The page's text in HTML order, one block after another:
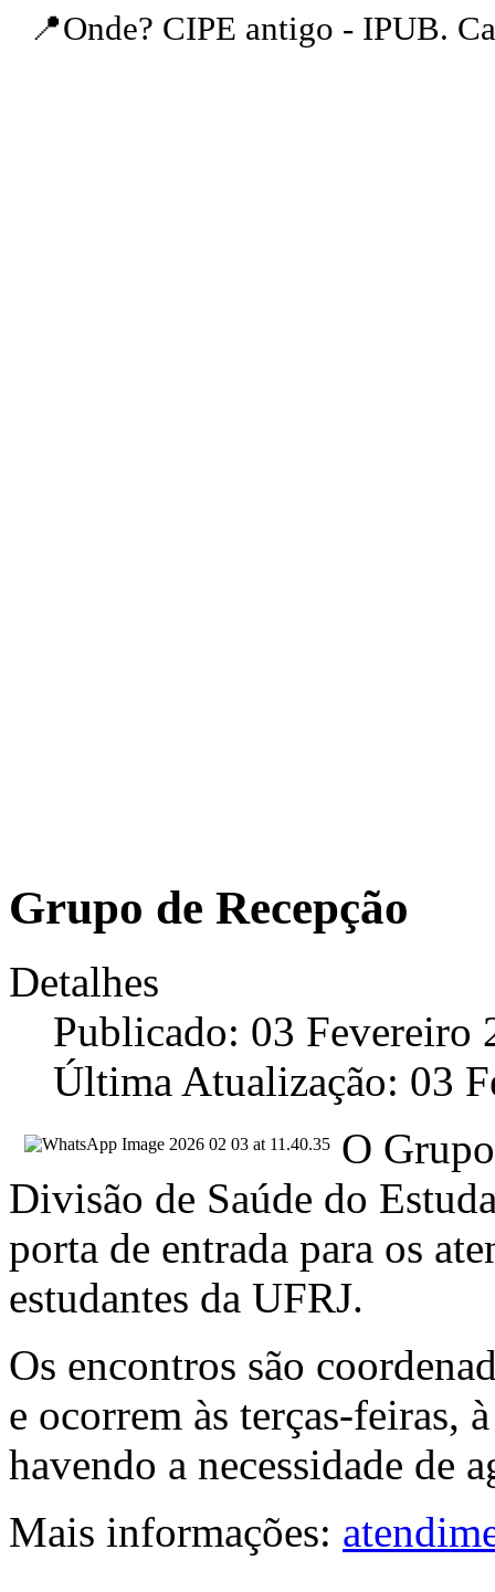
📍Onde? CIPE antigo - IPUB.
Grupo de Recepção
Detalhes
Publicado: 03 Fevereiro
Última Atualização: 03
O
Divisão de Saúde do
porta de entrada para os
estudantes da UFRJ.
Os encontros são
e ocorrem às terças-feiras,
havendo a necessidade de
Mais informações: